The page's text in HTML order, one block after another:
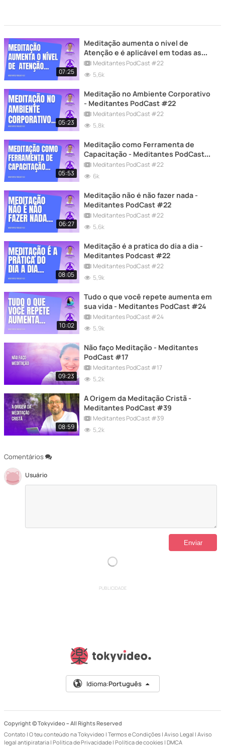
Comentários
Usuário
07:25
Meditação aumenta o nível de
Atenção e é aplicável em todas as
empresas - Meditantes PodCast
#22
Meditantes PodCast #22
5,6k
05:23
Meditação no Ambiente Corporativo
- Meditantes PodCast #22
Meditantes PodCast #22
5,8k
05:53
Meditação como Ferramenta de
Capacitação - Meditantes PodCast
#22Meditantes PodCast #22
6k
06:27
Meditação não é não fazer nada -
Meditantes PodCast #22
Meditantes PodCast #22
5,6k
08:05
Meditação é a pratica do dia a dia -
Meditantes Podcast #22
Meditantes PodCast #22
5,9k
10:02
Tudo o que você repete aumenta em
sua vida - Meditantes PodCast #24
Meditantes PodCast #24
5,9k
09:23
Não faço Meditação - Meditantes
PodCast #17
Meditantes PodCast #17
5,2k
08:59
A Origem da Meditação Cristã -
Meditantes PodCast #39
Meditantes PodCast #39
5,2k
PUBLICIDADE
Idioma:Português
Copyright © Tokyvideo – All Rights Reserved
Contato | O teu conteúdo na Tokyvideo | Termos e Condições | Aviso Legal | Aviso
legal antipirataria | Política de Privacidade | Política de cookies | DMCA